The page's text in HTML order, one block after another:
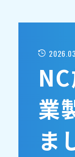
業
ま